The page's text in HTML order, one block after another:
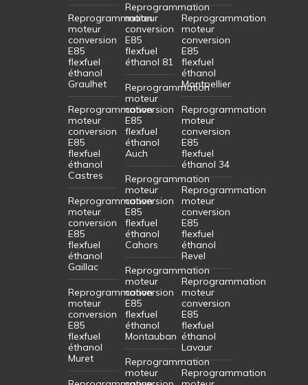
Reprogrammation
moteur
conversion
E85
flexfuel
éthanol
Graulhet
Reprogrammation
moteur
conversion
E85
flexfuel
éthanol
Castres
Reprogrammation
moteur
conversion
E85
flexfuel
éthanol
Gaillac
Reprogrammation
moteur
conversion
E85
flexfuel
éthanol
Muret
Reprogrammation
moteur
conversion
E85
flexfuel
éthanol 81
Reprogrammation
moteur
conversion
E85
flexfuel
éthanol
Auch
Reprogrammation
moteur
conversion
E85
flexfuel
éthanol
Cahors
Reprogrammation
moteur
conversion
E85
flexfuel
éthanol
Montauban
Reprogrammation
moteur
Reprogrammation
moteur
conversion
E85
flexfuel
éthanol
Montpellier
Reprogrammation
moteur
conversion
E85
flexfuel
éthanol 34
Reprogrammation
moteur
conversion
E85
flexfuel
éthanol
Revel
Reprogrammation
moteur
conversion
E85
flexfuel
éthanol
Lavaur
Reprogrammation